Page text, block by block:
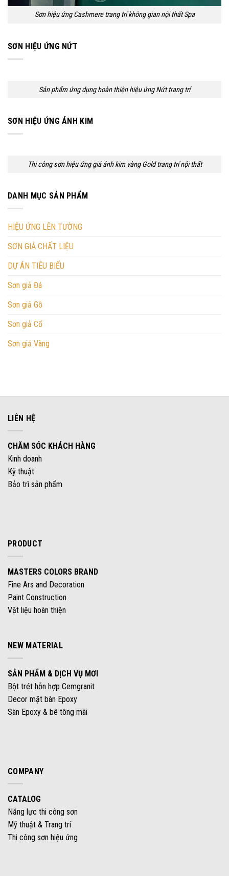
Sơn hiệu ứng Cashmere trang trí không gian nội thất Spa
SƠN HIỆU ỨNG NỨT
Sản phẩm ứng dụng hoàn thiện hiệu ứng Nứt trang trí
SƠN HIỆU ỨNG ÁNH KIM
Thi công sơn hiệu ứng giả ánh kim vàng Gold trang trí nội thất
DANH MỤC SẢN PHẨM
HIỆU ỨNG LÊN TƯỜNG
SƠN GIẢ CHẤT LIỆU
DỰ ÁN TIÊU BIỂU
Sơn giả Đá
Sơn giả Gỗ
Sơn giả Cổ
Sơn giả Vàng
LIÊN HỆ
CHĂM SÓC KHÁCH HÀNG
Kinh doanh
Kỹ thuật
Bảo trì sản phẩm
PRODUCT
MASTERS COLORS BRAND
Fine Ars and Decoration
Paint Construction
Vật liệu hoàn thiện
NEW MATERIAL
SẢN PHẨM & DỊCH VỤ MƠI
Bột trét hỗn hợp Cemgranit
Decor mặt bàn Epoxy
Sàn Epoxy & bê tông mài
COMPANY
CATALOG
Năng lực thi công sơn
Mỹ thuật & Trang trí
Thi công sơn hiệu ứng